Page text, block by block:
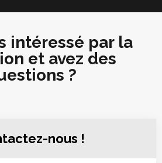
intéressé par la
et avez des
?
nous !